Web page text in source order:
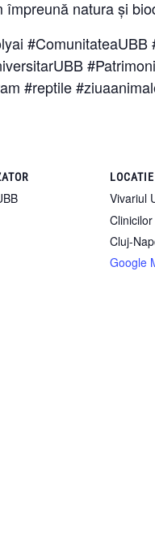
natura și
#ComunitateaUBB
#reptile
LOCATIE
Vivariul
Cluj-
Google